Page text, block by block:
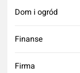
Dom i ogród
Finanse
Firma